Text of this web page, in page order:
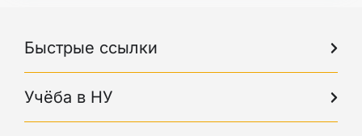
Быстрые ссылки
Учёба в НУ